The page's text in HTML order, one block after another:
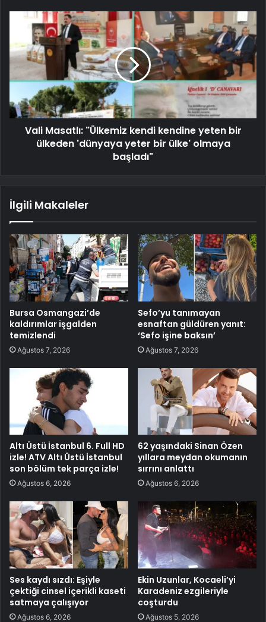
Vali Masatlı: "Ülkemiz kendi kendine yeten bir
ülkeden 'dünyaya yeter bir ülke' olmaya
başladı"
İlgili Makaleler
Bursa Osmangazi’de
kaldırımlar işgalden
temizlendi
Ağustos 7, 2026
Sefo’yu tanımayan
esnaftan güldüren yanıt:
‘Sefo işine baksın’
Ağustos 7, 2026
Altı Üstü İstanbul 6. Full HD
izle! ATV Altı Üstü İstanbul
son bölüm tek parça izle!
Ağustos 6, 2026
62 yaşındaki Sinan Özen
yıllara meydan okumanın
sırrını anlattı
Ağustos 6, 2026
Ses kaydı sızdı: Eşiyle
çektiği cinsel içerikli kaseti
satmaya çalışıyor
Ağustos 6, 2026
Ekin Uzunlar, Kocaeli’yi
Karadeniz ezgileriyle
coşturdu
Ağustos 5, 2026